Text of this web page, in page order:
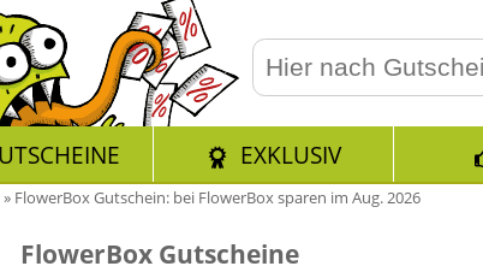
EXKLUSIV
» FlowerBox Gutschein: bei FlowerBox sparen im Aug. 2026
FlowerBox Gutscheine